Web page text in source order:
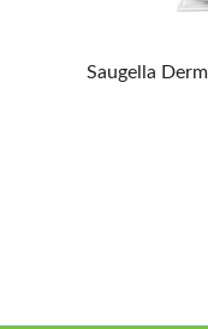
Saugella